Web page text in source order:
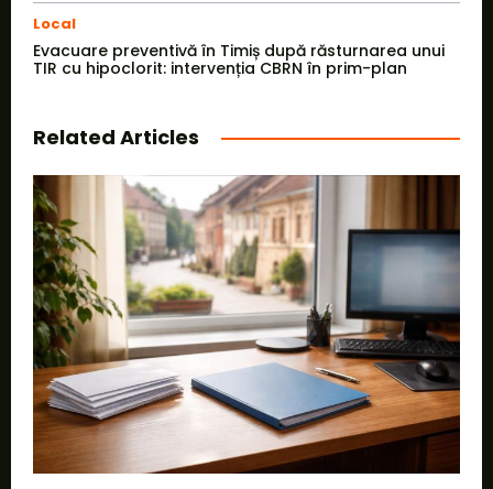
Local
Evacuare preventivă în Timiș după răsturnarea unui
TIR cu hipoclorit: intervenția CBRN în prim-plan
Related Articles